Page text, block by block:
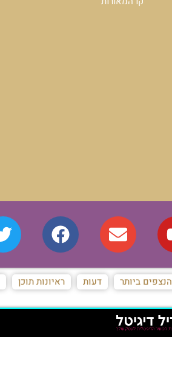
הנצפים ביותר דעות ראיונות תוכן